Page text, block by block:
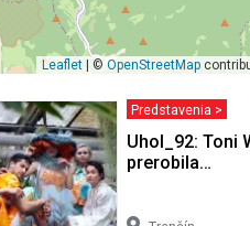
Leaflet | ©OpenStreetMap
Predstavenia >
Uhol_92: Toni
prerobila…